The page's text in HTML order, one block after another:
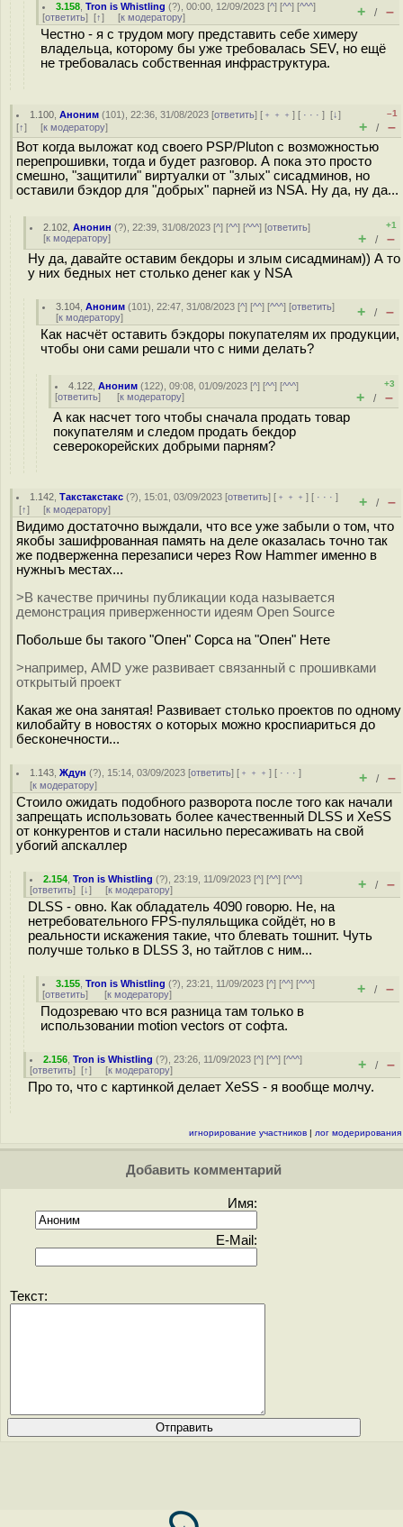
3.158 ,Tron is Whistling (?), 00:00, 12/09/2023 [^] [^^] [^^^]
[ответить] [↑] [к модератору] + / –
Честно - я с трудом могу представить себе химеру
владельца, которому бы уже требовалась SEV, но ещё
не требовалась собственная инфраструктура.
1.100 ,Аноним (101), 22:36, 31/08/2023 [ответить] [ ﹢﹢﹢] [ · · ·][↓]
[↑] [к модератору]
–1
+ / –
Вот когда выложат код своего PSP/Pluton с возможностью
перепрошивки, тогда и будет разговор. А пока это просто
смешно, "защитили" виртуалки от "злых" сисадминов, но
оставили бэкдор для "добрых" парней из NSA. Ну да, ну да...
2.102 ,Анонин (?), 22:39, 31/08/2023 [^] [^^] [^^^] [ответить]
[к модератору]
+1
+ / –
Ну да, давайте оставим бекдоры и злым сисадминам)) А то
у них бедных нет столько денег как у NSA
3.104 ,Аноним (101), 22:47, 31/08/2023 [^] [^^] [^^^] [ответить]
[к модератору] + / –
Как насчёт оставить бэкдоры покупателям их продукции,
чтобы они сами решали что с ними делать?
4.122 ,Аноним (122), 09:08, 01/09/2023 [^] [^^] [^^^]
[ответить] [к модератору]
+3
+ / –
А как насчет того чтобы сначала продать товар
покупателям и следом продать бекдор
северокорейских добрыми парням?
1.142 ,Такстакстакс (?), 15:01, 03/09/2023 [ответить] [ ﹢﹢﹢] [ · · ·]
[↑] [к модератору] + / –
Видимо достаточно выждали, что все уже забыли о том, что
якобы зашифрованная память на деле оказалась точно так
же подверженна перезаписи через Row Hammer именно в
нужныъ местах...
>В качестве причины публикации кода называется
демонстрация приверженности идеям Open Source
Побольше бы такого "Опен" Сорса на "Опен" Нете
>например, AMD уже развивает связанный с прошивками
открытый проект
Какая же она занятая! Развивает столько проектов по одному
килобайту в новостях о которых можно кроспиариться до
бесконечности...
1.143 ,Ждун (?), 15:14, 03/09/2023 [ответить] [ ﹢﹢﹢] [ · · ·]
[к модератору] + / –
Стоило ожидать подобного разворота после того как начали
запрещать использовать более качественный DLSS и XeSS
от конкурентов и стали насильно пересаживать на свой
убогий апскаллер
2.154 ,Tron is Whistling (?), 23:19, 11/09/2023 [^] [^^] [^^^]
[ответить] [↓] [к модератору] + / –
DLSS - овно. Как обладатель 4090 говорю. Не, на
нетребовательного FPS-пуляльщика сойдёт, но в
реальности искажения такие, что блевать тошнит. Чуть
получше только в DLSS 3, но тайтлов с ним...
3.155 ,Tron is Whistling (?), 23:21, 11/09/2023 [^] [^^] [^^^]
[ответить] [к модератору] + / –
Подозреваю что вся разница там только в
использовании motion vectors от софта.
2.156 ,Tron is Whistling (?), 23:26, 11/09/2023 [^] [^^] [^^^]
[ответить] [↑] [к модератору] + / –
Про то, что с картинкой делает XeSS - я вообще молчу.
игнорирование участников | лог модерирования
Добавить комментарий
Имя:
E-Mail:
Текст: